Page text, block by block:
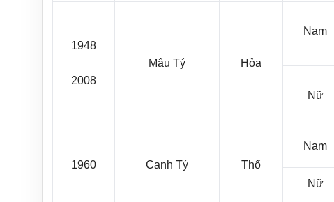
1948
2008
Mậu Tý Hỏa
Nam
Nữ
1960 Canh Tý Thổ
Nam
Nữ